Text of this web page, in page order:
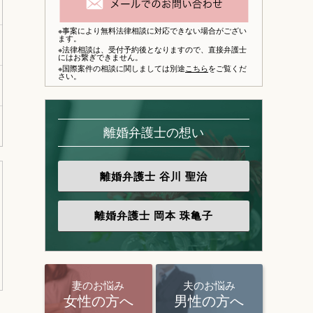
※事案により無料法律相談に対応できない場合がござい
ます。
※法律相談は、 受付予約後となりますので、 直接弁護士
にはお繋ぎできません。
※国際案件の相談に関しましては別途こちらをご覧くだ
さい。
離婚弁護士の想い
離婚弁護士 谷川 聖治
離婚弁護士 岡本 珠亀子
妻のお悩み
女性の方へ
夫のお悩み
男性の方へ